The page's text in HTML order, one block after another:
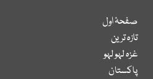
صفحۂ اول
تازہ ترین
غزہ لہو لہو
پاکستان